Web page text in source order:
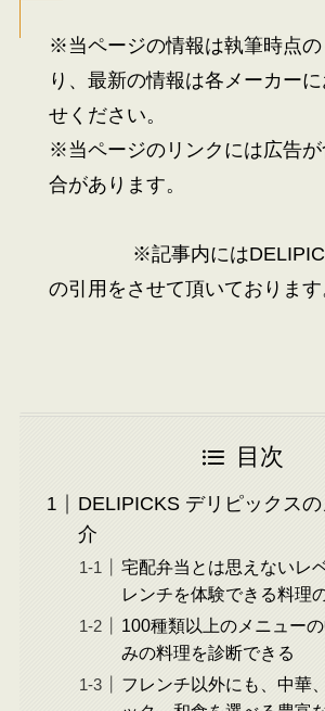
※当ページの情報は執筆時点の
り、最新の情報は各メーカー
せください。
※当ページのリンクには広告
合があります。
※記事内には
の引用をさせて頂いております
目次
DELIPICKS デリピックス
介
宅配弁当とは思えないレ
レンチを体験できる料理
100種類以上のメニュー
みの料理を診断できる
フレンチ以外にも、中華